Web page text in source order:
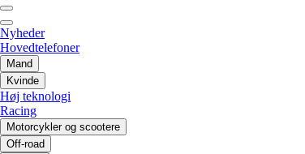
Nyheder
Hovedtelefoner
Mand
Kvinde
Høj teknologi
Racing
Motorcykler og scootere
Off-road